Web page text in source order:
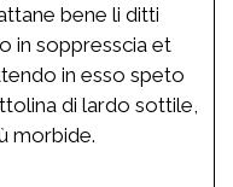
bene li ditti
in soppresscia et
in esso speto
di lardo sottile,
morbide.